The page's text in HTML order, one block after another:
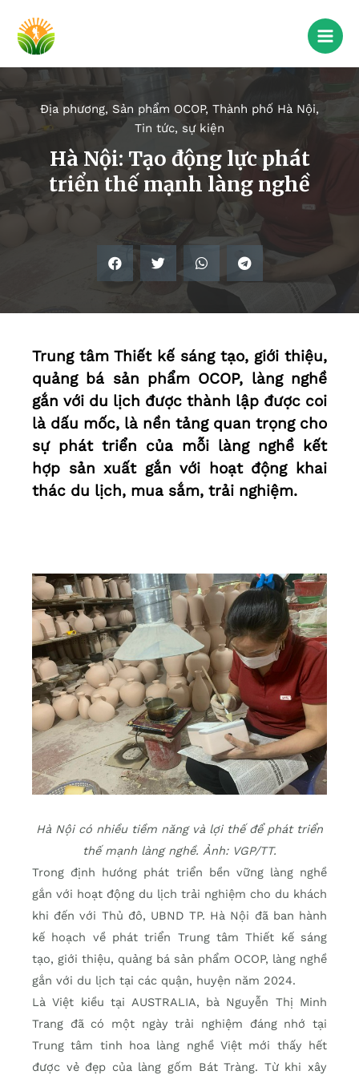
Địa phương, Sản phẩm OCOP, Thành phố Hà Nội,
Tin tức, sự kiện
Hà Nội: Tạo động lực phát
triển thế mạnh làng nghề
Trung tâm Thiết kế sáng tạo, giới thiệu,
quảng bá sản phẩm OCOP, làng nghề
gắn với du lịch được thành lập được coi
là dấu mốc, là nền tảng quan trọng cho
sự phát triển của mỗi làng nghề kết
hợp sản xuất gắn với hoạt động khai
thác du lịch, mua sắm, trải nghiệm.
Hà Nội có nhiều tiềm năng và lợi thế để phát triển
thế mạnh làng nghề. Ảnh: VGP/TT.
Trong định hướng phát triển bền vững làng nghề
gắn với hoạt động du lịch trải nghiệm cho du khách
khi đến với Thủ đô, UBND TP. Hà Nội đã ban hành
kế hoạch về phát triển Trung tâm Thiết kế sáng
tạo, giới thiệu, quảng bá sản phẩm OCOP, làng nghề
gắn với du lịch tại các quận, huyện năm 2024.
Là Việt kiều tại AUSTRALIA, bà Nguyễn Thị Minh
Trang đã có một ngày trải nghiệm đáng nhớ tại
Trung tâm tinh hoa làng nghề Việt mới thấy hết
được vẻ đẹp của làng gốm Bát Tràng. Từ khi xây